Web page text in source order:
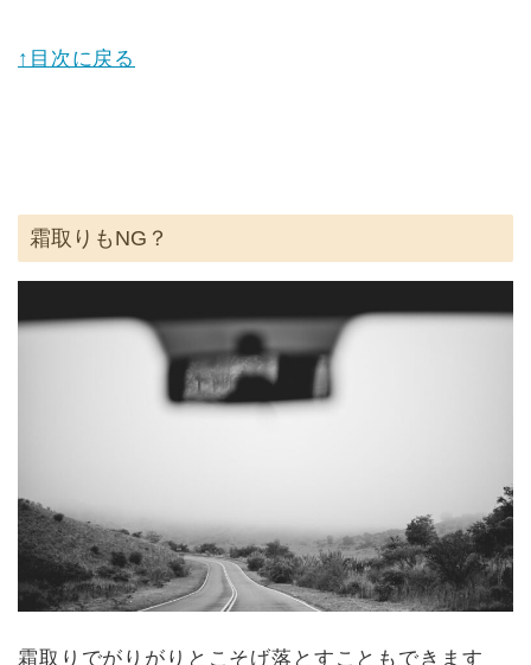
↑目次に戻る
霜取りもNG？
霜取りでがりがりとこそげ落とすこともできます